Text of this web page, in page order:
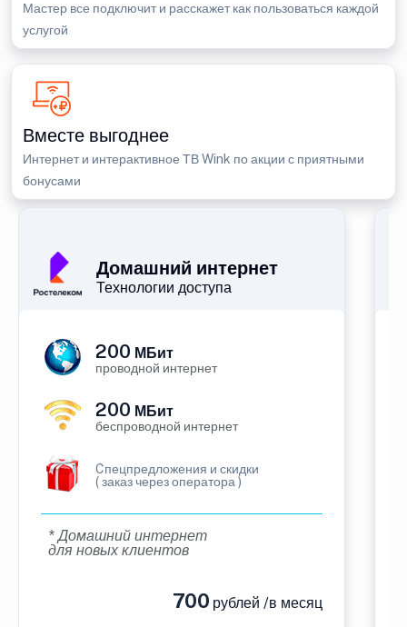
Мастер все подключит и расскажет как пользоваться каждой
услугой
Вместе выгоднее
Интернет и интерактивное ТВ Wink по акции с приятными
бонусами
Домашний интернет
Технологии доступа
200 МБит
проводной интернет
200 МБит
беспроводной интернет
Cпецпредложения и скидки
( заказ через оператора )
* Домашний интернет
для новых клиентов
700 рублей /в месяц